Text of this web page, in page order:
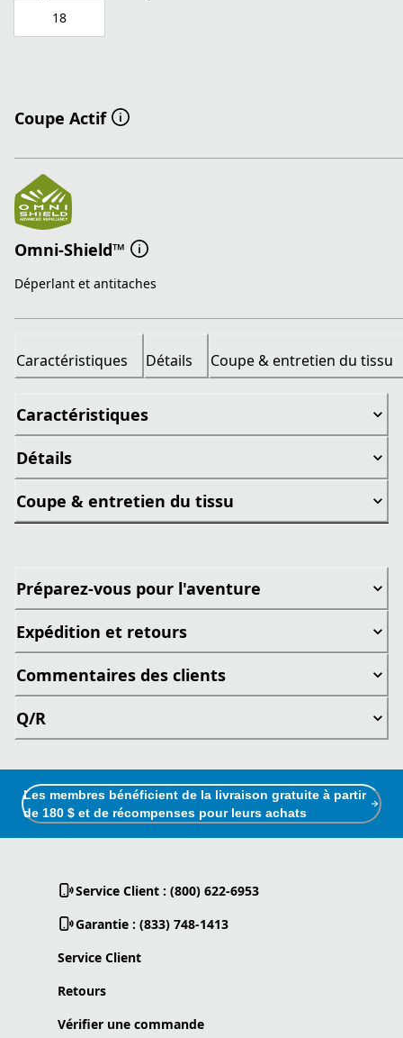
18
Coupe Actif
Omni-Shield™
Déperlant et antitaches
Caractéristiques Détails Coupe & entretien du tissu
Caractéristiques
Détails
Coupe & entretien du tissu
Préparez-vous pour l'aventure
Expédition et retours
Commentaires des clients
Q/R
Les membres bénéficient de la livraison gratuite à partir
de 180 $ et de récompenses pour leurs achats
Service Client : (800) 622-6953
Garantie : (833) 748-1413
Service Client
Retours
Vérifier une commande